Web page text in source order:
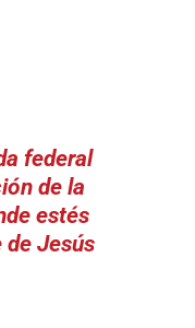
federal
de la
estés
de Jesús